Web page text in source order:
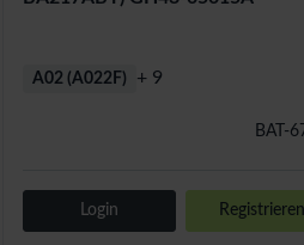
BAT-
A02 (A022F) + 9
Login Registrieren